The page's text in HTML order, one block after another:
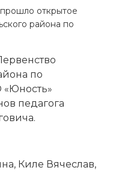
открытое
района по
по
педагога
Киле Вячеслав,